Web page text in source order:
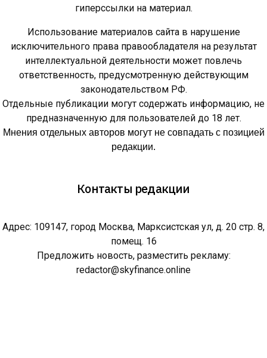
гиперссылки на материал.
Использование материалов сайта в нарушение
исключительного права правообладателя на результат
интеллектуальной деятельности может повлечь
ответственность, предусмотренную действующим
законодательством РФ.
Отдельные публикации могут содержать информацию, не
предназначенную для пользователей до 18 лет.
Мнения отдельных авторов могут не совпадать с позицией
редакции.
Контакты редакции
Адрес: 109147, город Москва, Марксистская ул, д. 20 стр. 8,
помещ. 16
Предложить новость, разместить рекламу:
redactor@skyfinance.online